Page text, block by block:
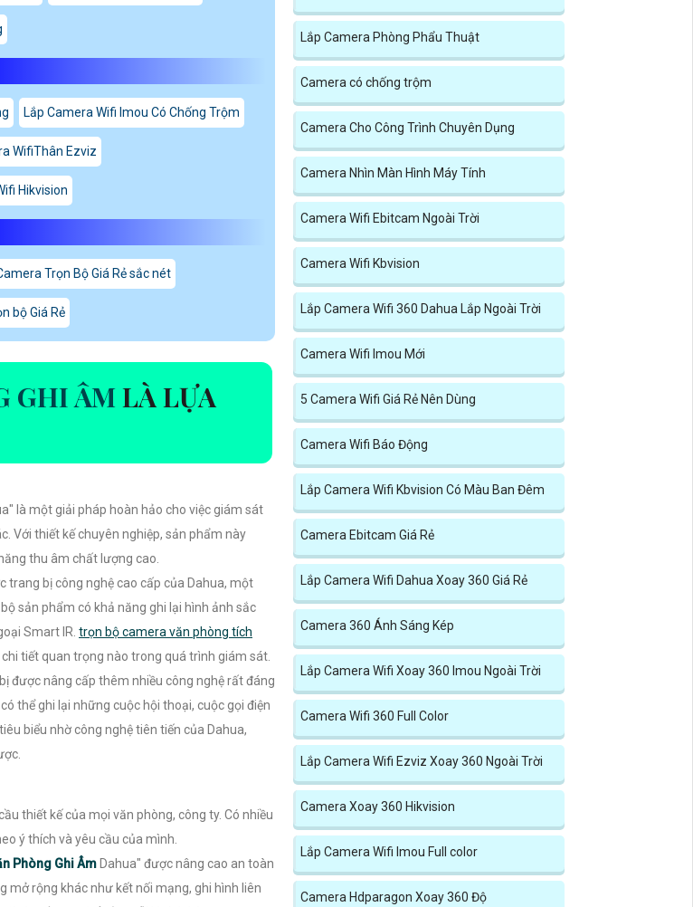
Lắp Camera Wifi Imou Có Chống Trộm
WifiThân Ezviz
Hikvision
Trọn Bộ Giá Rẻ sắc nét
bộ Giá Rẻ
GHI ÂMLÀ LỰA
là một giải pháp hoàn hảo cho việc giám sát
Với thiết kế chuyên nghiệp, sản phẩm này
thu âm chất lượng cao.
bị công nghệ cao cấp của Dahua, một
sản phẩm có khả năng ghi lại hình ảnh sắc
Smart IR. trọn bộ camera văn phòng tích
tiết quan trọng nào trong quá trình giám sát.
được nâng cấp thêm nhiều công nghệ rất đáng
thể ghi lại những cuộc hội thoại, cuộc gọi điện
biểu nhờ công nghệ tiên tiến của Dahua,
thiết kế của mọi văn phòng, công ty. Có nhiều
ý thích và yêu cầu của mình.
Phòng Ghi Âm Dahua" được nâng cao an toàn
mở rộng khác như kết nối mạng, ghi hình liên
Lắp Camera Phòng Phẩu Thuật
Camera có chống trộm
Camera Cho Công Trình Chuyên Dụng
Camera Nhìn Màn Hình Máy Tính
Camera Wifi Ebitcam Ngoài Trời
Camera Wifi Kbvision
Lắp Camera Wifi 360 Dahua Lắp Ngoài Trời
Camera Wifi Imou Mới
5 Camera Wifi Giá Rẻ Nên Dùng
Camera Wifi Báo Động
Lắp Camera Wifi Kbvision Có Màu Ban Đêm
Camera Ebitcam Giá Rẻ
Lắp Camera Wifi Dahua Xoay 360 Giá Rẻ
Camera 360 Ánh Sáng Kép
Lắp Camera Wifi Xoay 360 Imou Ngoài Trời
Camera Wifi 360 Full Color
Lắp Camera Wifi Ezviz Xoay 360 Ngoài Trời
Camera Xoay 360 Hikvision
Lắp Camera Wifi Imou Full color
Camera Hdparagon Xoay 360 Độ